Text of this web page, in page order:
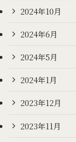
2024年10月
2024年6月
2024年5月
2024年1月
2023年12月
2023年11月